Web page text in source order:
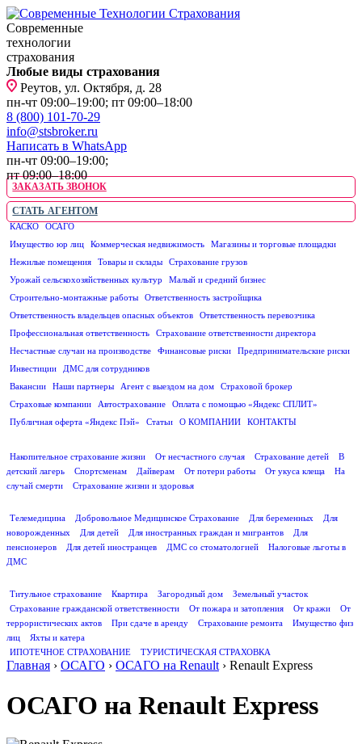
Современные
технологии
страхования
Любые виды страхования
Реутов, ул. Октября, д. 28
пн-чт 09:00–19:00; пт 09:00–18:00
8 (800) 101-70-29
info@stsbroker.ru
Написать в WhatsApp
пн-чт 09:00–19:00;
пт 09:00–18:00
ЗАКАЗАТЬ ЗВОНОК
СТАТЬ АГЕНТОМ
КАСКО ОСАГО
Имущество юр лиц
Коммерческая недвижимость
Магазины и торговые площадки
Нежилые помещения
Товары и склады
Страхование грузов
Урожай сельскохозяйственных культур
Малый и средний бизнес
Строительно-монтажные работы
Ответственность застройщика
Ответственность владельцев опасных объектов
Ответственность перевозчика
Профессиональная ответственность
Страхование ответственности директора
Несчастные случаи на производстве
Финансовые риски
Предпринимательские риски
Инвестиции
ДМС для сотрудников
Вакансии
Наши партнеры Агент с выездом на дом
Страховой брокер
Страховые компании
Автострахование
Оплата с помощью «Яндекс СПЛИТ»
Публичная оферта «Яндекс Пэй»
Статьи О КОМПАНИИ
КОНТАКТЫ
Накопительное страхование жизни
От несчастного случая Страхование детей
В
детский лагерь
Спортсменам Дайверам От потери работы От укуса клеща
На
случай смерти
Страхование жизни и здоровья
Телемедицина
Добровольное Медицинское Страхование Для беременных
Для
новорожденных
Для детей Для иностранных граждан и мигрантов
Для
пенсионеров
Для детей иностранцев ДМС со стоматологией
Налоговые льготы в
ДМС
Титульное страхование
Квартира Загородный дом
Земельный участок
Страхование гражданской ответственности
От пожара и затопления От кражи
От
террористических актов
При сдаче в аренду Страхование ремонта
Имущество физ
лиц
Яхты и катера
ИПОТЕЧНОЕ СТРАХОВАНИЕ
ТУРИСТИЧЕСКАЯ СТРАХОВКА
Главная › ОСАГО › ОСАГО на Renault › Renault Express
ОСАГО на Renault Express